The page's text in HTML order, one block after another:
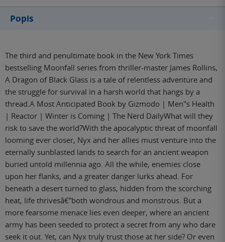
Popis
The third and penultimate book in the New York Times
bestselling Moonfall series from thriller-master James Rollins,
A Dragon of Black Glass is a tale of relentless adventure and
the struggle for survival in a harsh world that hangs by a
thread.A Most Anticipated Book by Gizmodo | Men''s Health
| Reactor | Winter is Coming | The Nerd DailyWhat will they
risk to save the world?With the apocalyptic threat of moonfall
looming ever closer, Nyx and her allies must venture into the
eternally sunblasted lands to search for an ancient weapon
buried untold millennia ago. All the while, enemies close
upon her flanks, and a greater danger lurks ahead. For
beneath a desert turned to glass, hidden from the scorching
heat, life thrivesâ€”both wondrous and monstrous. But a
more fearsome menace lies even deeper, where an ancient
army has been seeded to protect a secret from any who dare
seek it out. Yet, can Nyx truly trust those at her side? Or even